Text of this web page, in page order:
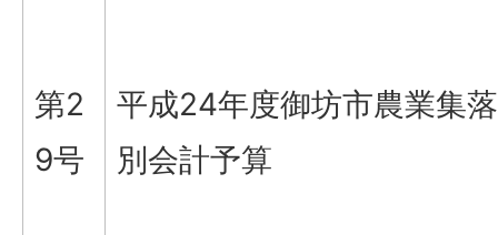
第2
9号
平成24年度御坊市農業集
別会計予算